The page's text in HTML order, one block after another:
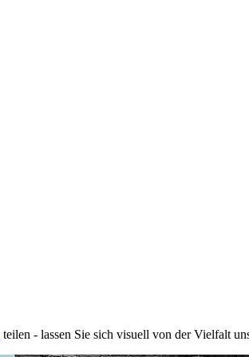
teilen - lassen Sie sich visuell von der Vielfalt